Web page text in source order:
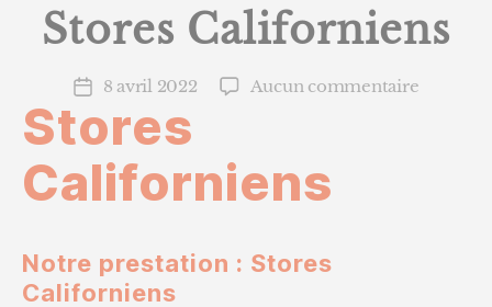
Stores Californiens
Date
l’article
8 avril 2022 Aucun commentairesur
Stores
Californiens
Notre prestation : Stores
Californiens